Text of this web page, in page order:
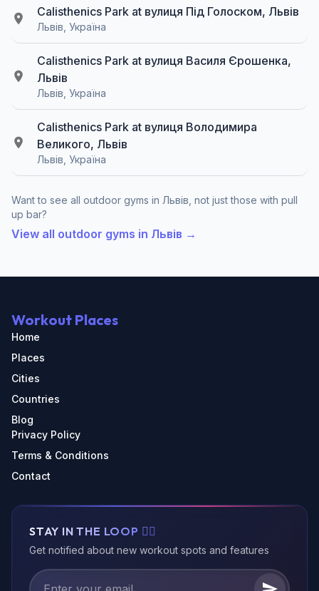
Calisthenics Park at вулиця Під Голоском, Львів
Львів, Україна
Calisthenics Park at вулиця Василя Єрошенка,
Львів
Львів, Україна
Calisthenics Park at вулиця Володимира
Великого, Львів
Львів, Україна
Want to see all outdoor gyms in Львів, not just those with pull
up bar?
View all outdoor gyms in Львів →
Workout Places
Home
Places
Cities
Countries
Blog
Privacy Policy
Terms & Conditions
Contact
STAY IN THE LOOP 🏃‍♂️
Get notified about new workout spots and features